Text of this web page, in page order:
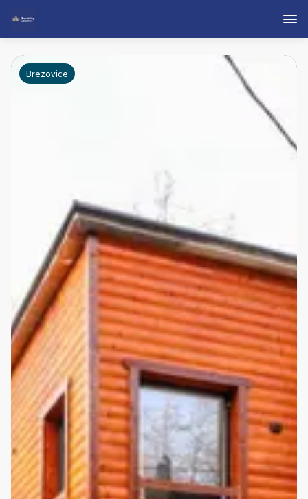
Brezovice